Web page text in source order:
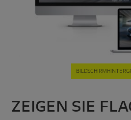
ZEIGEN SIE